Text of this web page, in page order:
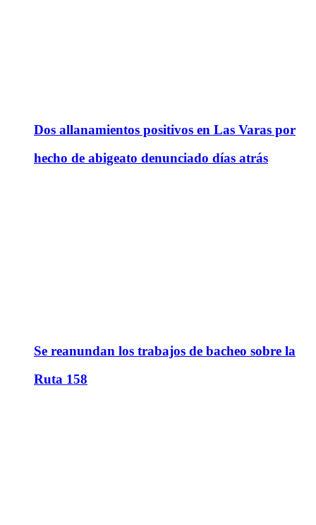
Dos allanamientos positivos en Las Varas por
hecho de abigeato denunciado días atrás
Se reanundan los trabajos de bacheo sobre la
Ruta 158